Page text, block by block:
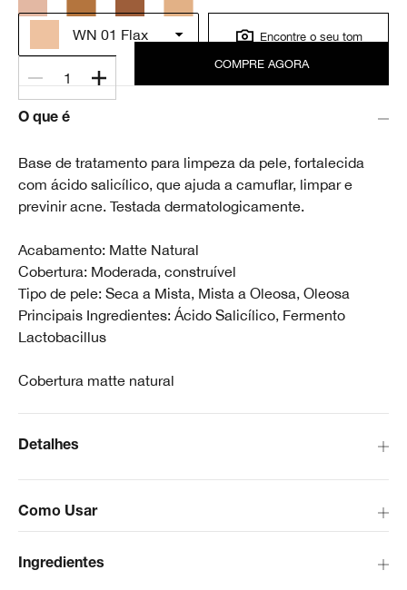
WN 01 Flax Encontre o seu tom
1
COMPRE AGORA
O que é
Base de tratamento para limpeza da pele, fortalecida
com ácido salicílico, que ajuda a camuflar, limpar e
previnir acne. Testada dermatologicamente.
Acabamento: Matte Natural
Cobertura: Moderada, construível
Tipo de pele: Seca a Mista, Mista a Oleosa, Oleosa
Principais Ingredientes: Ácido Salicílico, Fermento
Lactobacillus
Cobertura matte natural
Como Usar
Detalhes
Ingredientes